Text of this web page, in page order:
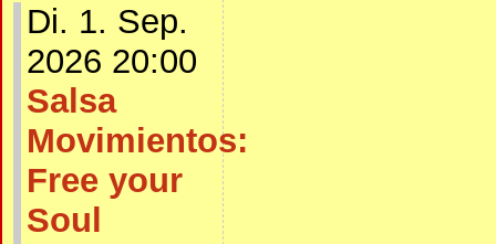
Di. 1. Sep.
2026 20:00
Salsa
Movimientos:
Free your
Soul